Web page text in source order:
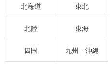
北海道 東北
北陸 東海
四国 九州・沖縄